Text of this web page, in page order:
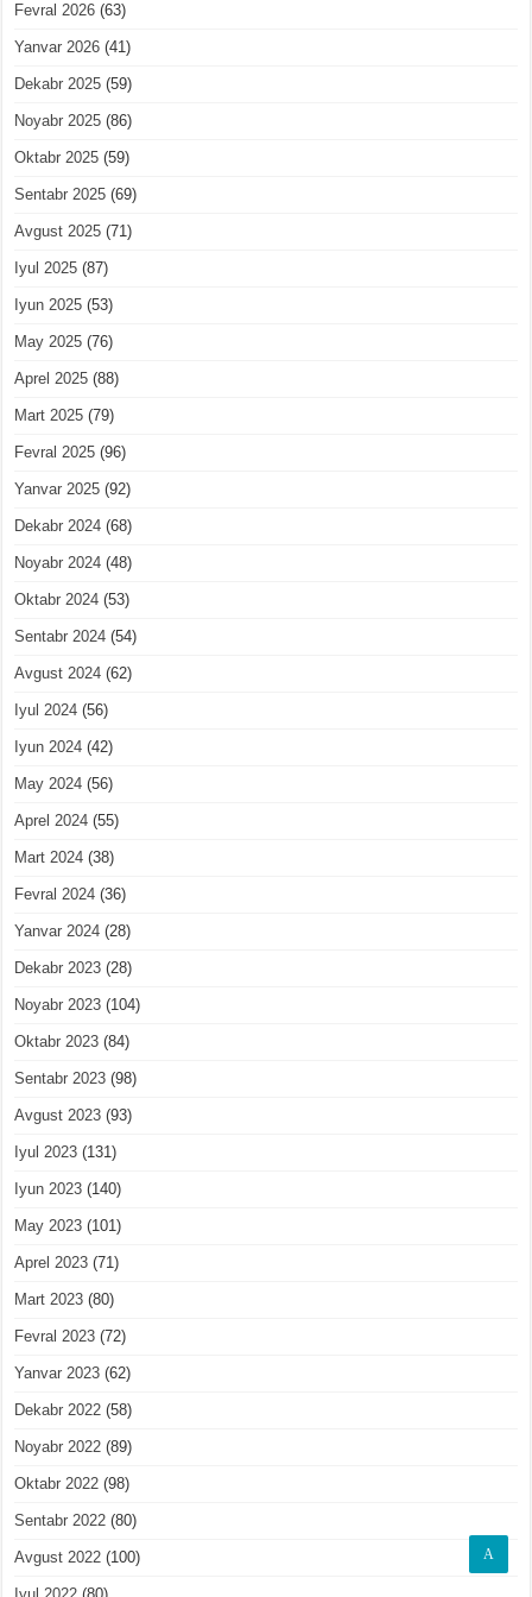
Fevral 2026 (63)
Yanvar 2026 (41)
Dekabr 2025 (59)
Noyabr 2025 (86)
Oktabr 2025 (59)
Sentabr 2025 (69)
Avgust 2025 (71)
Iyul 2025 (87)
Iyun 2025 (53)
May 2025 (76)
Aprel 2025 (88)
Mart 2025 (79)
Fevral 2025 (96)
Yanvar 2025 (92)
Dekabr 2024 (68)
Noyabr 2024 (48)
Oktabr 2024 (53)
Sentabr 2024 (54)
Avgust 2024 (62)
Iyul 2024 (56)
Iyun 2024 (42)
May 2024 (56)
Aprel 2024 (55)
Mart 2024 (38)
Fevral 2024 (36)
Yanvar 2024 (28)
Dekabr 2023 (28)
Noyabr 2023 (104)
Oktabr 2023 (84)
Sentabr 2023 (98)
Avgust 2023 (93)
Iyul 2023 (131)
Iyun 2023 (140)
May 2023 (101)
Aprel 2023 (71)
Mart 2023 (80)
Fevral 2023 (72)
Yanvar 2023 (62)
Dekabr 2022 (58)
Noyabr 2022 (89)
Oktabr 2022 (98)
Sentabr 2022 (80)
Avgust 2022 (100) A